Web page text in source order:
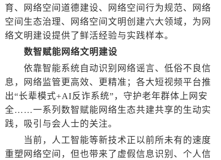
育、网络空间道德建设、网络空间行为规范、网络
空间生态治理、网络空间文明创建六大领域，为网
络文明建设提供了鲜活经验与实践样本。
数智赋能网络文明建设
依靠智能系统自动识别网络谣言、低俗不良信
息，网络监管更高效、更精准；各大短视频平台推
出“长辈模式+AI反诈系统”，守护老年群体上网安
全……一系列数智赋能网络生态共建共享的生动实
践，吸引与会人士的关注。
当前，人工智能等新技术正以前所未有的速度
重塑网络空间，但也带来了虚假信息识别、个人信